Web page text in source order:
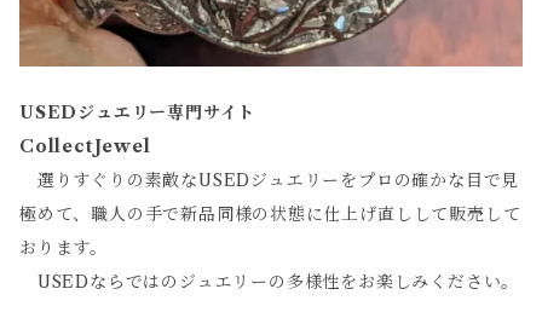
USEDジュエリー専門サイト
CollectJewel
選りすぐりの素敵なUSEDジュエリーをプロの確かな目で見
極めて、職人の手で新品同様の状態に仕上げ直しして販売して
おります。
USEDならではのジュエリーの多様性をお楽しみください。